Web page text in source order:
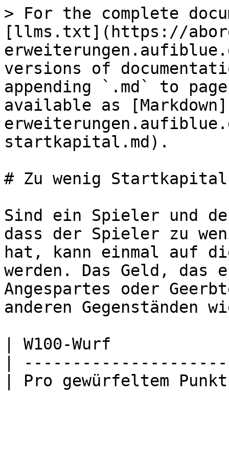
> For the complete
[llms.txt](https://
versions of
appending `.md` to
available as
startkapital.md).
# Zu wenig Startkapital
Sind ein Spieler und
dass der Spieler zu
hat, kann einmal auf
werden. Das Geld,
Angespartes oder
anderen Gegenständen
| W100-Wurf
|